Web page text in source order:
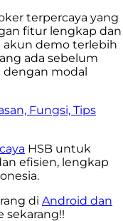
terpercaya yang
fitur lengkap dan
akun demo terlebih
ada sebelum
modal
Fungsi, Tips
HSB untuk
efisien, lengkap
di Android dan
sekarang!!